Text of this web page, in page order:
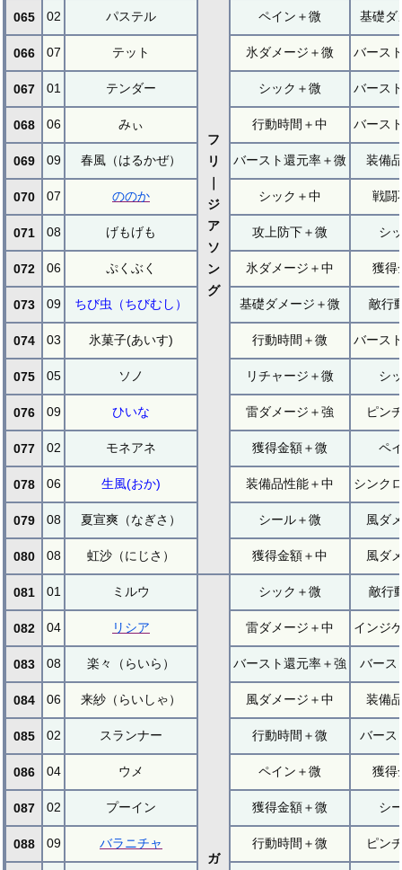
フ
リ
ジ
ア
ソ
ン
グ
065 02 パステル ペイン＋微 基礎ダ
066 07 テット 氷ダメージ＋微 バース
067 01 テンダー シック＋微 バース
068 06 みぃ 行動時間＋中 バース
069 09 春風（はるかぜ） バースト還元率＋微 装備
070 07 ののか シック＋中 戦闘
071 08 げもげも 攻上防下＋微 シ
072 06 ぷくぶく 氷ダメージ＋中 獲得
073 09 ちび虫（ちびむし） 基礎ダメージ＋微 敵行
074 03 氷菓子(あいす) 行動時間＋微 バース
075 05 ソノ リチャージ＋微 シ
076 09 ひいな 雷ダメージ＋強 ピン
077 02 モネアネ 獲得金額＋微 ペ
078 06 生風(おか) 装備品性能＋中 シンク
079 08 夏宣爽（なぎさ） シール＋微 風ダ
080 08 虹沙（にじさ） 獲得金額＋中 風ダ
081 01 ミルウ
ガ
シック＋微 敵行
082 04 リシア 雷ダメージ＋中 インジ
083 08 楽々（らいら） バースト還元率＋強 バース
084 06 来紗（らいしゃ） 風ダメージ＋中 装備
085 02 スランナー 行動時間＋微 バース
086 04 ウメ ペイン＋微 獲得
087 02 プーイン 獲得金額＋微 シ
088 09 バラニチャ 行動時間＋微 ピン